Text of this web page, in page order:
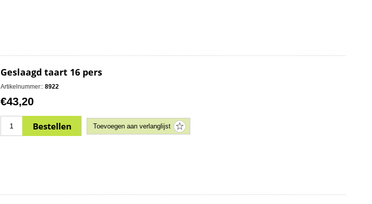
Geslaagd taart 16 pers
Artikelnummer:: 8922
€43,20